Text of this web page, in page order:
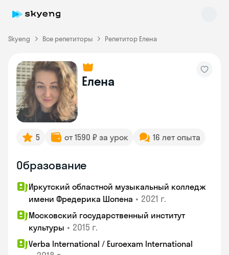
Skyeng Все репетиторы Репетитор Елена
Елена
5 от 1590 ₽ за урок 16 лет опыта
Образование
Иркутский областной музыкальный колледж
имени Фредерика Шопена • 2021 г.
Московский государственный институт
культуры • 2015 г.
Verba International / Euroexam International
Skyeng Chat
online